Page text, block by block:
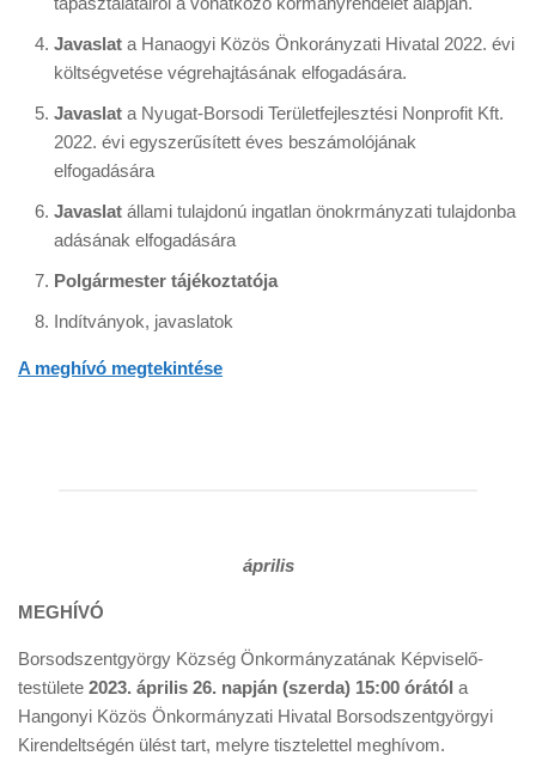
Javaslat a Hanaogyi Közös Önkorányzati Hivatal 2022. évi
költségvetése végrehajtásának elfogadására.
Javaslat a Nyugat-Borsodi Területfejlesztési Nonprofit Kft.
2022. évi egyszerűsített éves beszámolójának
elfogadására
Javaslat állami tulajdonú ingatlan önokrmányzati tulajdonba
adásának elfogadására
Polgármester tájékoztatója
Indítványok, javaslatok
A meghívó megtekintése
április
MEGHÍVÓ
Borsodszentgyörgy Község Önkormányzatának Képviselő-
testülete 2023. április 26. napján (szerda) 15:00 órától a
Hangonyi Közös Önkormányzati Hivatal Borsodszentgyörgyi
Kirendeltségén ülést tart, melyre tisztelettel meghívom.